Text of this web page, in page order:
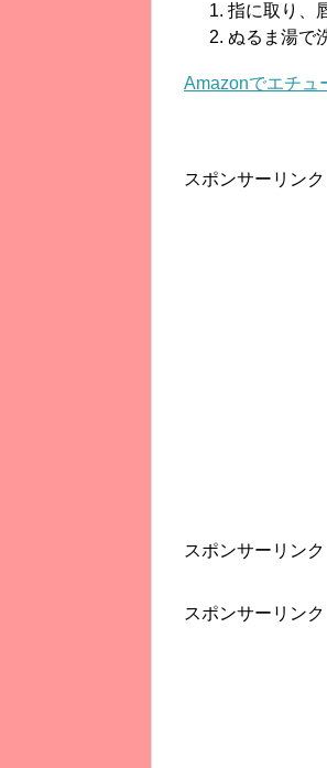
指に取り、
ぬるま湯で
Amazonでエチュ
スポンサーリンク
スポンサーリンク
スポンサーリンク